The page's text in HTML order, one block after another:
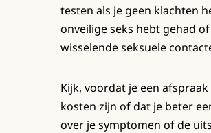
testen als je geen klachten
onveilige seks hebt gehad
wisselende seksuele
Kijk, voordat je een
kosten zijn of dat je beter
over je symptomen of de